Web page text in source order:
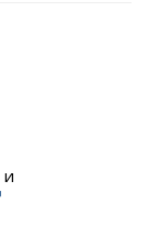
и